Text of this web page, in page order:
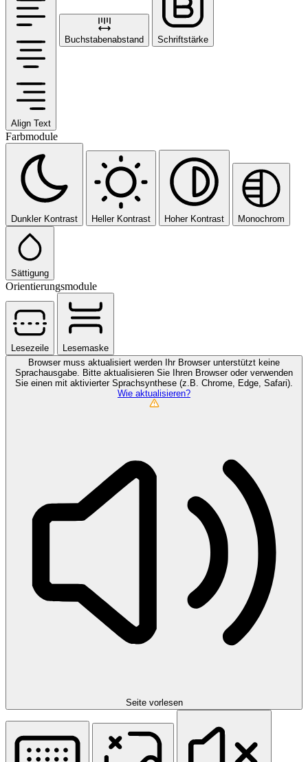
Align Text
Buchstabenabstand Schriftstärke
Farbmodule
Dunkler Kontrast Heller Kontrast Hoher Kontrast Monochrom
Sättigung
Orientierungsmodule
Lesezeile
Lesemaske
Browser muss aktualisiert werden Ihr Browser unterstützt keine
Sprachausgabe. Bitte aktualisieren Sie Ihren Browser oder verwenden
Sie einen mit aktivierter Sprachsynthese (z.B. Chrome, Edge, Safari).
Wie aktualisieren?
Seite vorlesen